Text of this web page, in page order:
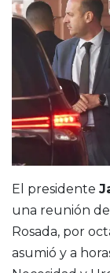
El presidente
una reunión
Rosada, por
asumió y a